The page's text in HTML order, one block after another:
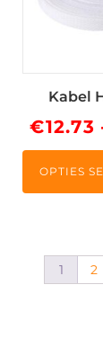
Kabel
€12.73
OPTIES
gekozen
worden
de
1 2